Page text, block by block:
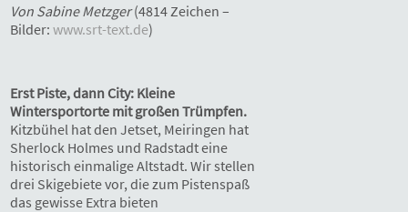
Von Sabine Metzger(4814 Zeichen –
Bilder: www.srt-text.de)
Erst Piste, dann City: Kleine
Wintersportorte mit großen Trümpfen.
Kitzbühel hat den Jetset, Meiringen hat
Sherlock Holmes und Radstadt eine
historisch einmalige Altstadt. Wir stellen
drei Skigebiete vor, die zum Pistenspaß
das gewisse Extra bieten